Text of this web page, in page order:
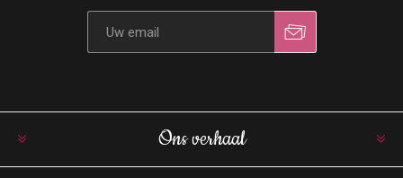
Ons verhaal